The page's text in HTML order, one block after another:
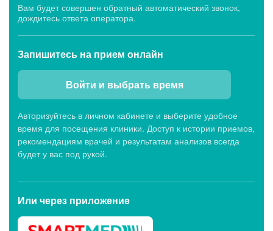
Вам будет совершен обратный автоматический звонок,
дождитесь ответа оператора.
Запишитесь на прием онлайн
Войти и выбрать время
Авторизуйтесь в личном кабинете и выберите удобное
время для посещения клиники. Доступ к истории приемов,
рекомендациям врачей и результатам анализов всегда
будет у вас под рукой.
Или через приложение